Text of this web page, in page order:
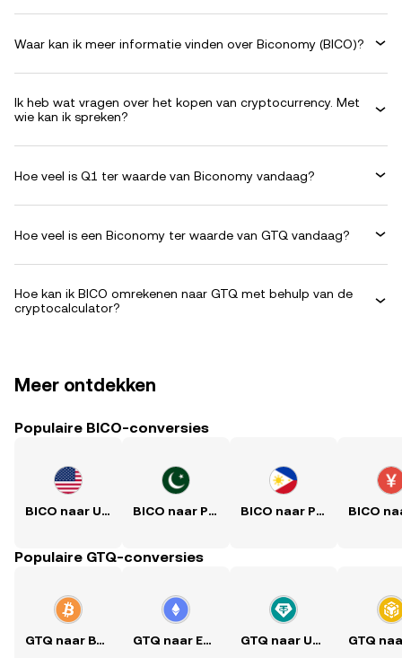
Waar kan ik meer informatie vinden over Biconomy (BICO)?
Ik heb wat vragen over het kopen van cryptocurrency. Met
wie kan ik spreken?
Hoe veel is Q1 ter waarde van Biconomy vandaag?
Hoe veel is een Biconomy ter waarde van GTQ vandaag?
Hoe kan ik BICO omrekenen naar GTQ met behulp van de
cryptocalculator?
Meer ontdekken
Populaire BICO-conversies
BICO naar USD BICO naar PKR BICO naar PHP
Populaire GTQ-conversies
GTQ naar BTC GTQ naar ETH GTQ naar USDT